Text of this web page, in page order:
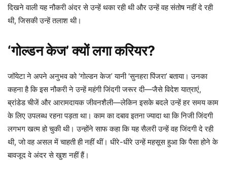
दिखने वाली यह नौकरी अंदर से उन्हें थका रही थी और उन्हें वह संतोष नहीं दे रही
थी, जिसकी उन्हें तलाश थी।
‘गोल्डन केज’ क्यों लगा करियर?
जॉयेटा ने अपने अनुभव को ‘गोल्डन केज’ यानी ‘सुनहरा पिंजरा’ बताया। उनका
कहना है कि इस नौकरी ने उन्हें महंगी जिंदगी जरूर दी—जैसे विदेश यात्राएं,
ब्रांडेड चीजें और आरामदायक जीवनशैली—लेकिन इसके बदले उन्हें हर समय काम
के लिए उपलब्ध रहना पड़ता था। काम का दबाव इतना ज्यादा था कि निजी जिंदगी
लगभग खत्म हो चुकी थी। उन्होंने साफ कहा कि यह सैलरी उन्हें वह जिंदगी दे रही
थी, जो वह असल में चाहती ही नहीं थीं। धीरे-धीरे उन्हें महसूस हुआ कि पैसा होने के
बावजूद वे अंदर से खुश नहीं हैं।